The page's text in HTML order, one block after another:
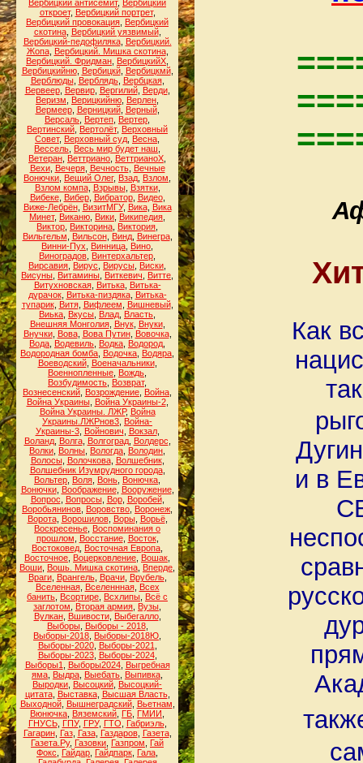
Вербицкий антисемит, Вербицкий
откроет, Вербицкий портрет,
Вербицкий провокация Вербицкий
скотина, Вербицкий уязвимый,
Вербицкий-педофиляка, Вербицкий.
Жопа, Вербицкий. Мишка скотина,
Вербицкий. Фридман ВербицкийХ
Вербицкийню, Вербицкй, Вербицкмй,
Верблюды, Верблядь, Вербцкая,
Вервеер, Вервир, Вергилий, Верди,
Веризм
Верицкийню Верлен
Вермеер, Верницкий, Верный,
Версаль Вертеп Вертер
Вертинский Вертолёт, Верховный
Совет, Верховный суд Весна
Вессель Весь мир будет наш
Ветеран Веттриано ВеттрианоХ
Вехи, Вечеря, Вечность, Вечные
Вонючки Вещий Олег, Взад Взлом
Взлом компа, Взрывы, Взятки,
Вибеке, Вибер, Вибратор, Видео,
Виже-Лебрён, ВизитМГУ, Вика, Вика
Минет, Виканю Вики Википедия
Виктор Викторина Виктория
Вильгельм
Вильсон, Винд, Винегра,
Винни-Пух
Винница Вино
Виноградов Винтерхальтер
Вирсавия Вирус Вирусы Виски
Висуны Витамины Виткевич Витте
Витухновская, Витька, Витька-
дурачок, Витька-пиздяка, Витька-
тупарик, Витя, Вифлеем Вишневый,
Виька Вкусы Влад Власть
Внешняя Монголия, Внук, Внуки,
Внучки, Вова, Вова Путин, Вовочка,
Вода Водевиль Водка Водород
Водородная бомба Водочка Водяра
Воеводский, Военачальники,
Военнопленные Вождь
Возбудимость Возврат,
Вознесенский Возрождение Война
Война Украины, Война Украины-2,
Война Украины. ЛЖР, Война
Украины.ЛЖРнов3 Война-
Украины-3, Войнович Вокзал,
Воланд, Волга, Волгоград, Волдерс
Волки Волны Вологда Володин
Волосы, Волочкова, Волшебник,
Волшебник Изумрудного города,
Вольтер Воля Вонь Вонючка
Вонючки, Воображение, Вооружение,
Вопрос
Вопросы, Вор, Воробей,
Воробьянинов Воровство Воронеж
Ворота, Ворошилов, Воры, Ворьё,
Воскресенье Воспоминания о
прошлом
Восстание, Восток,
Востоковед Восточная Европа
Восточное Воцерковление Вошак
Воши Вошь. Мишка скотина Вперде
Враги, Врангель, Врачи, Врубель,
Вселенная, Вселеннная, Всех
банить Всортире Всхлипы Всё с
заглотом
Вторая армия Вузы
Вулкан, Вшивости, Выбегалло,
Выборы, Выборы - 2018,
Выборы-2018 Выборы-2018Ю
Выборы-2020, Выборы-2021
Выборы-2023, Выборы-2024,
Выборы1
Выборы2024, Выгребная
яма Выдра Выебать Выпивка
Выродки Высоцкий Высоцкий-
цитата, Выставка, Высшая Власть,
Выходной, Вышнеградский, Вьетнам
Вюнючка Вяземский ГБ ГМИИ
ГНУСЬ, ГПУ, ГРУ, ГТО Габриэль,
Гагарин, Газ, Газа, Газдаров, Газета,
Газета.Ру, Газовки Газпром
Гай
Фокс
Гайдар Гайдпарк Гала
Как
и в